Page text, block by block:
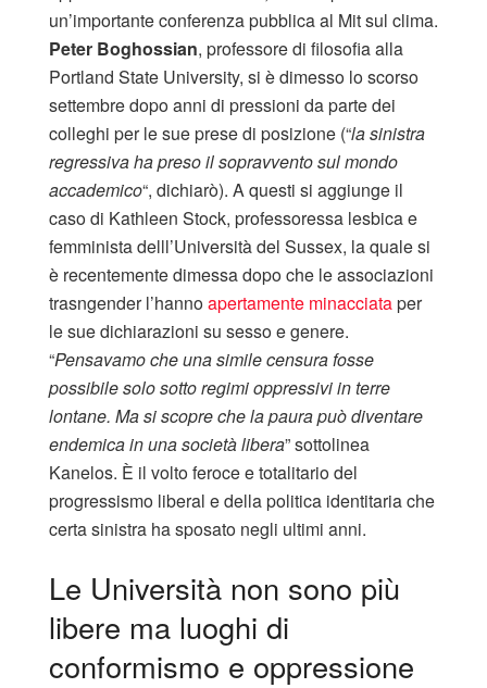
un’importante conferenza pubblica al Mit sul clima.
Peter Boghossian, professore di filosofia alla
Portland State University, si è dimesso lo scorso
settembre dopo anni di pressioni da parte dei
colleghi per le sue prese di posizione (“la sinistra
regressiva ha preso il sopravvento sul mondo
accademico“, dichiarò). A questi si aggiunge il
caso di Kathleen Stock, professoressa lesbica e
femminista delll’Università del Sussex, la quale si
è recentemente dimessa dopo che le associazioni
trasngender l’hannoapertamente minacciataper
le sue dichiarazioni su sesso e genere.
“Pensavamo che una simile censura fosse
possibile solo sotto regimi oppressivi in ​​terre
lontane. Ma si scopre che la paura può diventare
endemica in una società libera” sottolinea
Kanelos. È il volto feroce e totalitario del
progressismo liberal e della politica identitaria che
certa sinistra ha sposato negli ultimi anni.
Le Università non sono più
libere ma luoghi di
conformismo e oppressione